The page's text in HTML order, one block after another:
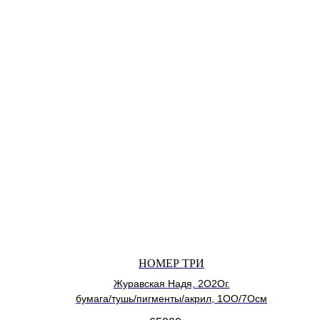
НОМЕР ТРИ
Журавская Надя, 2О2Ог.
бумага/тушь/пигменты/акрил, 1ОО/7Осм